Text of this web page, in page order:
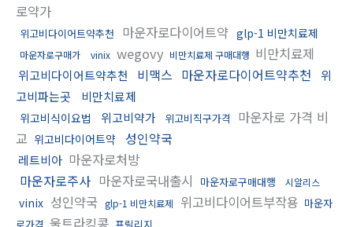
로약가
위고비다이어트약추천 마운자로다이어트약 glp-1 비만치료제
마운자로구매가 vinix wegovy 비만치료제 구매대행 비만치료제
위고비다이어트약추천 비맥스 마운자로다이어트약추천
위
고비파는곳
비만치료제
위고비식이요법 위고비약가 위고비직구가격
마운자로 가격 비
교 위고비다이어트약 성인약국
레트비아 마운자로처방
마운자로주사 마운자로국내출시 마운자로구매대행 시알리스
vinix 성인약국 glp-1 비만치료제 위고비다이어트부작용 마운자
로가격 울트라킹콩 프릴리지